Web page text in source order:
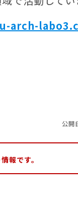
arch-
公
報です。